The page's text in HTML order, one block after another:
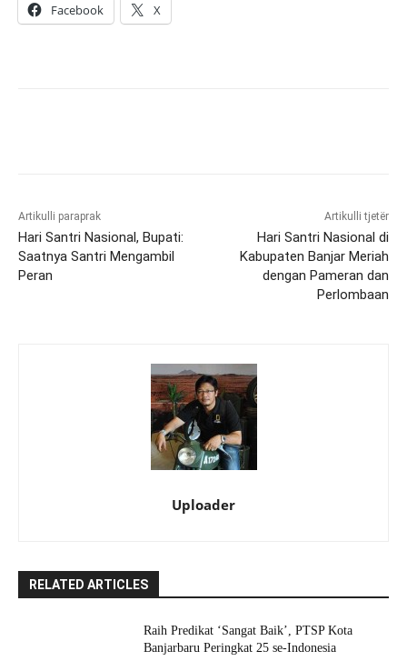
Facebook X
Artikulli paraprak
Hari Santri Nasional, Bupati:
Saatnya Santri Mengambil
Peran
Artikulli tjetër
Hari Santri Nasional di
Kabupaten Banjar Meriah
dengan Pameran dan
Perlombaan
Uploader
RELATED ARTICLES
Raih Predikat ‘Sangat Baik’, PTSP Kota
Banjarbaru Peringkat 25 se-Indonesia